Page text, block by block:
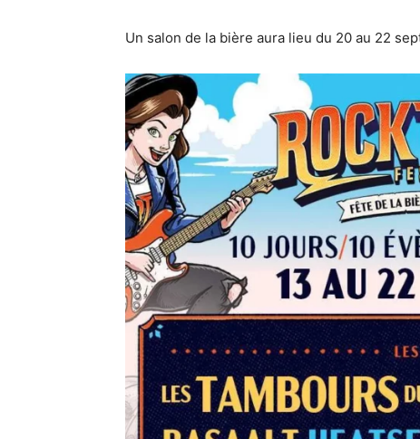
Un salon de la bière aura lieu du 20 au 22